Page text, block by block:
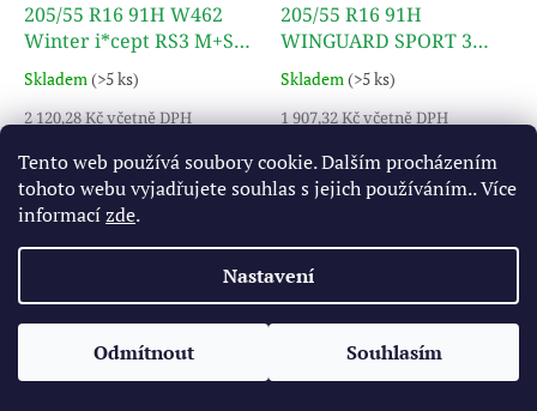
Tento web používá soubory cookie. Dalším procházením
tohoto webu vyjadřujete souhlas s jejich používáním.. Více
informacízde.
Nastavení
Odmítnout Souhlasím
205/55 R16 91H W462
Winter i*cept RS3 M+S
3PMSF TL HANKOOK
Skladem(>5 ks)
2 120,28 Kč včetně DPH
Do košíku
Uvedený obrázek je pouze
205/55 R16 91H
WINGUARD SPORT 3
M+S 3PMSF TL NEXEN
Skladem(>5 ks)
1 907,32 Kč včetně DPH
Do košíku
Uvedený obrázek je pouze
ilustrativní, pneumatika je